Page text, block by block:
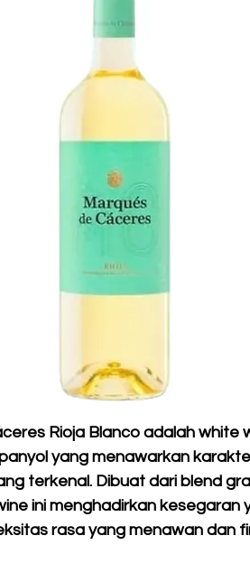
Rioja Blanco adalah white
yang menawarkan
terkenal. Dibuat dari blend
ini menghadirkan kesegaran
rasa yang menawan dan